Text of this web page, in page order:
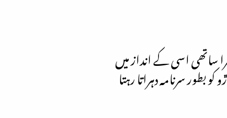
ساتھی اسی کے انداز میں
بطور سرنامہ دہراتا رہتا